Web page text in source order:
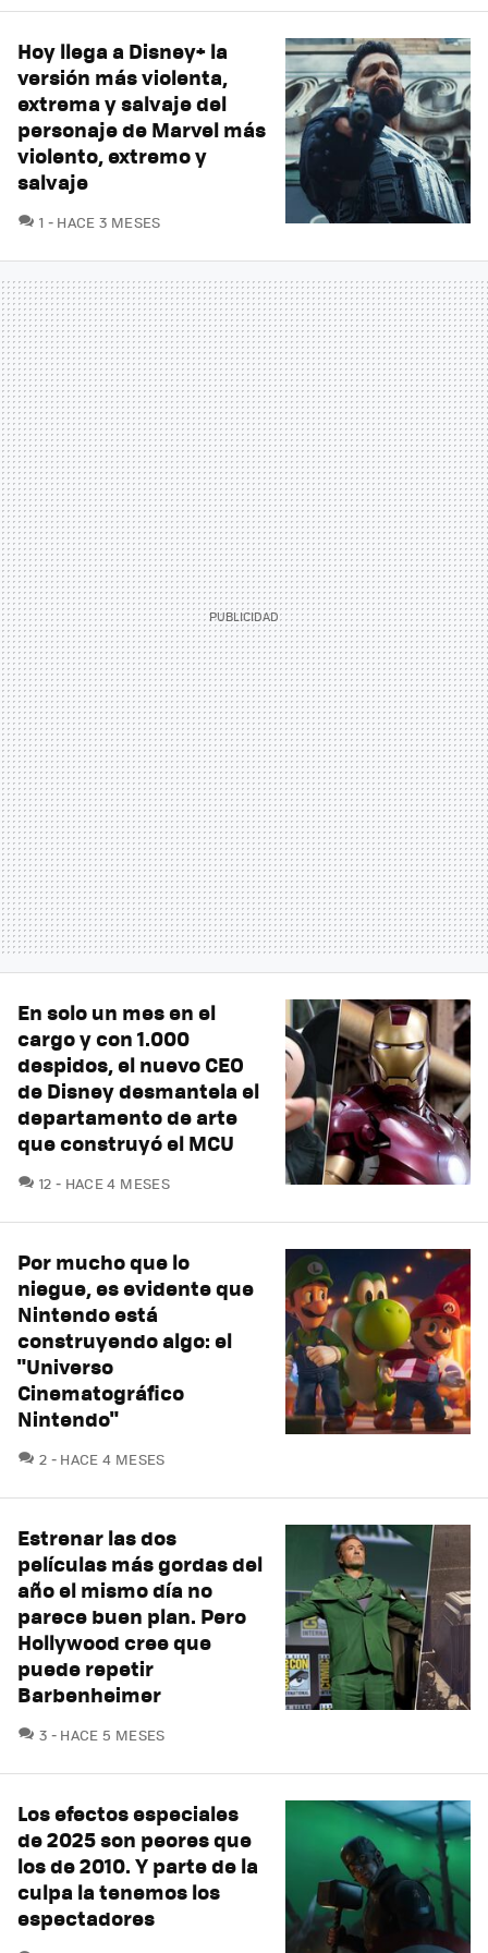
Hoy llega a Disney+ la
versión más violenta,
extrema y salvaje del
personaje de Marvel más
violento, extremo y
salvaje
1 COMENTARIOS
HACE 3 MESES
En solo un mes en el
cargo y con 1.000
despidos, el nuevo CEO
de Disney desmantela el
departamento de arte
que construyó el MCU
12 COMENTARIOS
HACE 4 MESES
Por mucho que lo
niegue, es evidente que
Nintendo está
construyendo algo: el
"Universo
Cinematográfico
Nintendo"
2 COMENTARIOS
HACE 4 MESES
Estrenar las dos
películas más gordas del
año el mismo día no
parece buen plan. Pero
Hollywood cree que
puede repetir
Barbenheimer
3 COMENTARIOS
HACE 5 MESES
Los efectos especiales
de 2025 son peores que
los de 2010. Y parte de la
culpa la tenemos los
espectadores